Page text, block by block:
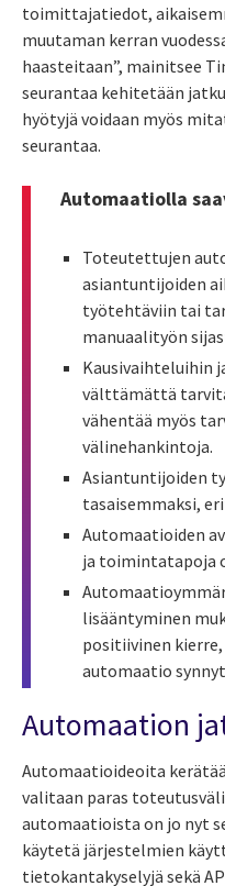
toimittajatiedot,
muutaman kerran
haasteitaan”, mainitsee
seurantaa kehitetään
hyötyjä voidaan myös
seurantaa.
Automaatiolla
Toteutettujen
asiantuntijoiden
työtehtäviin tai
manuaalityön
Kausivaihteluihin
välttämättä
vähentää myös
välinehankintoja.
Asiantuntijoiden
tasaisemmaksi,
Automaatioiden
ja toimintatapoja
lisääntyminen
positiivinen
automaatio
Automaation
Automaatioideoita
valitaan paras
automaatioista on jo nyt
käytetä järjestelmien
tietokantakyselyjä sekä